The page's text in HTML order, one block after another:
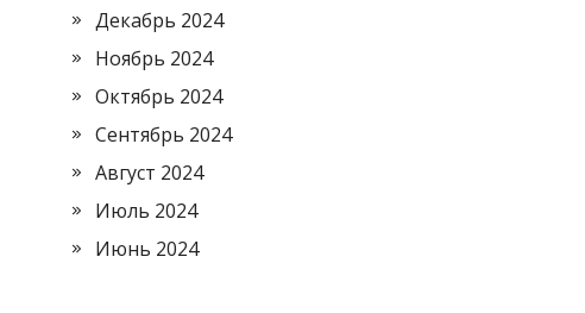
Декабрь 2024
Ноябрь 2024
Октябрь 2024
Сентябрь 2024
Август 2024
Июль 2024
Июнь 2024